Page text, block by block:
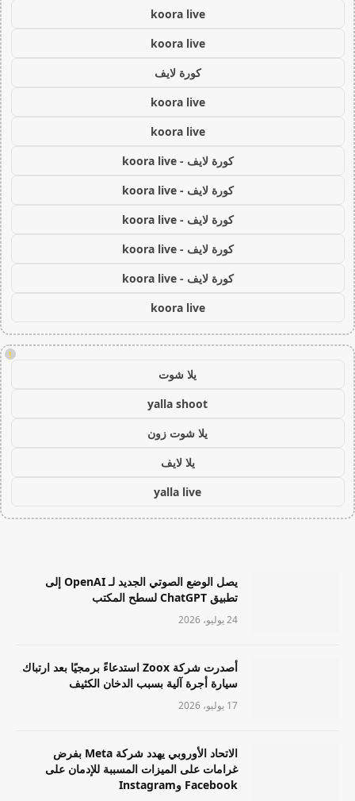
koora live
koora live
كورة لايف
koora live
koora live
كورة لايف - koora live
كورة لايف - koora live
كورة لايف - koora live
كورة لايف - koora live
كورة لايف - koora live
koora live
!
يلا شوت
yalla shoot
يلا شوت زون
يلا لايف
yalla live
يصل الوضع الصوتي الجديد لـ OpenAI إلى
تطبيق ChatGPT لسطح المكتب
24 يوليو، 2026
أصدرت شركة Zoox استدعاءً برمجيًا بعد ارتباك
سيارة أجرة آلية بسبب الدخان الكثيف
17 يوليو، 2026
الاتحاد الأوروبي يهدد شركة Meta بفرض
غرامات على الميزات المسببة للإدمان على
Facebook وInstagram